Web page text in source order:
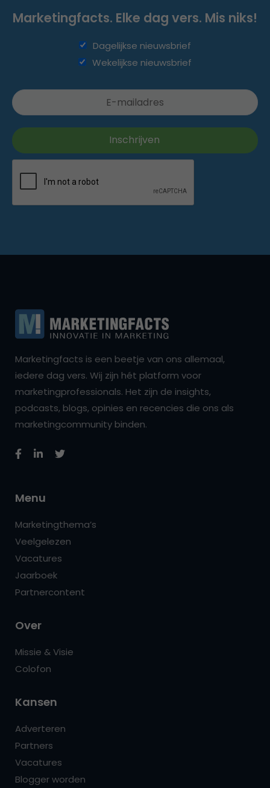
Marketingfacts. Elke dag vers. Mis niks!
Dagelijkse nieuwsbrief
Wekelijkse nieuwsbrief
Marketingfacts is een beetje van ons allemaal,
iedere dag vers. Wij zijn hét platform voor
marketingprofessionals. Het zijn de insights,
podcasts, blogs, opinies en recencies die ons als
marketingcommunity binden.
Menu
Marketingthema’s
Veelgelezen
Vacatures
Jaarboek
Partnercontent
Over
Missie & Visie
Colofon
Kansen
Adverteren
Partners
Vacatures
Blogger worden